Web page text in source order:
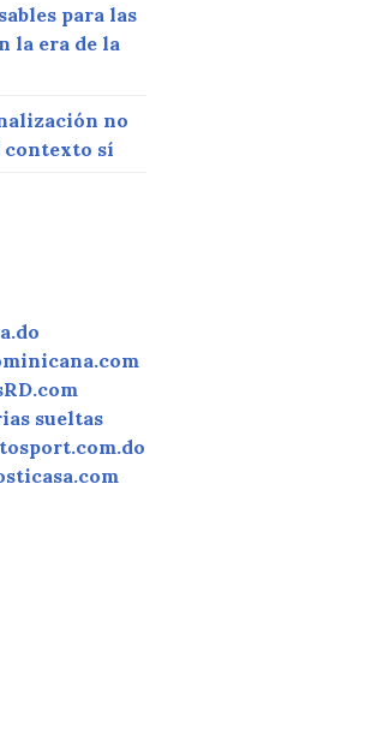
para las
la era de la
no
contexto sí
sueltas